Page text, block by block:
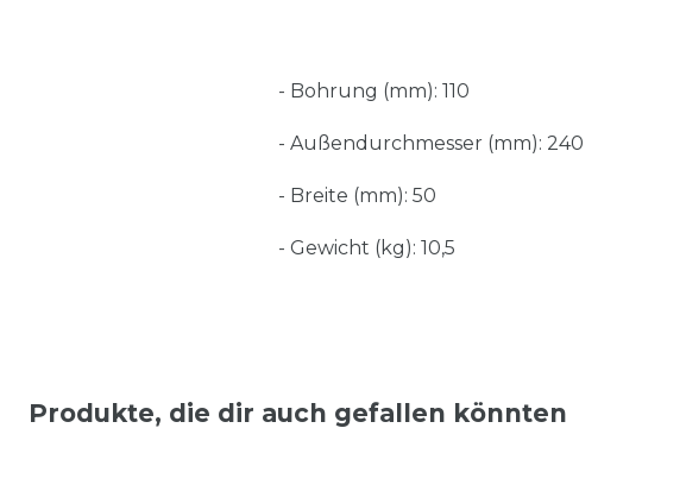
- Bohrung (mm): 110
- Außendurchmesser (mm): 240
- Breite (mm): 50
- Gewicht (kg): 10,5
Produkte, die dir auch gefallen könnten